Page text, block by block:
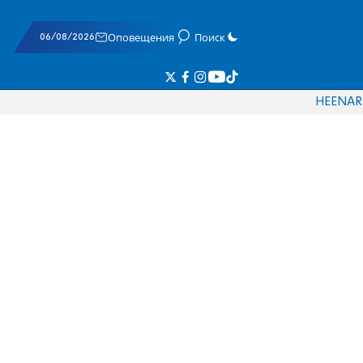
06/08/2026 Оповещения Поиск
HEENAR